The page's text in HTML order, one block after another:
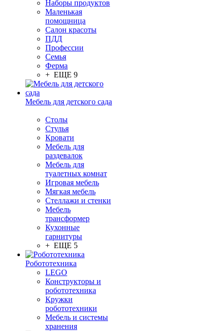
Наборы продуктов
Маленькая
помощница
Салон красоты
ПДД
Профессии
Семья
Ферма
+ ЕЩЕ 9
Мебель для детского сада
Столы
Cтулья
Кровати
Мебель для
раздевалок
Мебель для
туалетных комнат
Игровая мебель
Мягкая мебель
Стеллажи и стенки
Мебель
трансформер
Кухонные
гарнитуры
+ ЕЩЕ 5
Робототехника
LEGO
Конструкторы и
робототехника
Кружки
робототехники
Мебель и системы
хранения